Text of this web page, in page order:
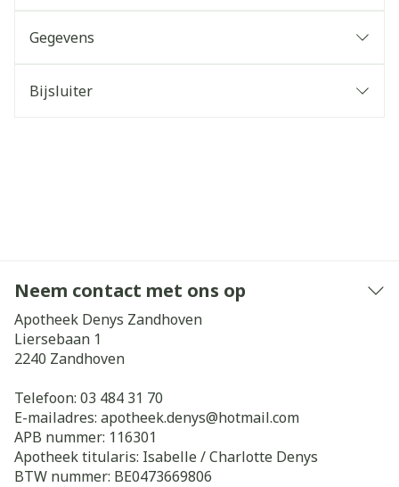
Gegevens
Bijsluiter
Neem contact met ons op
Apotheek Denys Zandhoven
Liersebaan 1
2240 Zandhoven
Telefoon: 03 484 31 70
E-mailadres: apotheek.denys@hotmail.com
APB nummer: 116301
Apotheek titularis: Isabelle / Charlotte Denys
BTW nummer: BE0473669806